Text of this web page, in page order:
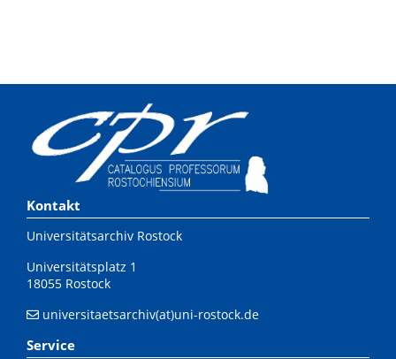
Kontakt
Universitätsarchiv Rostock
Universitätsplatz 1
18055 Rostock
universitaetsarchiv(at)uni-rostock.de
Service